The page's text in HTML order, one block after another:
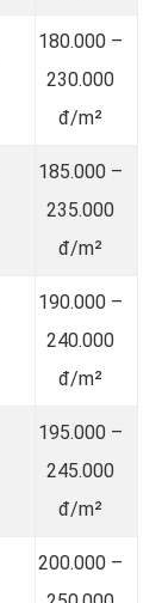
180.000 –
230.000
đ/m²
185.000 –
235.000
đ/m²
190.000 –
240.000
đ/m²
195.000 –
245.000
đ/m²
200.000 –